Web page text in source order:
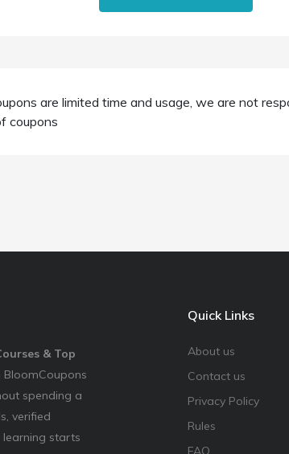
are limited time and usage, we are not
coupons
& Top
BloomCoupons
spending a
verified
starts
Quick Links
About us
Contact us
Privacy Policy
Rules
FAQ